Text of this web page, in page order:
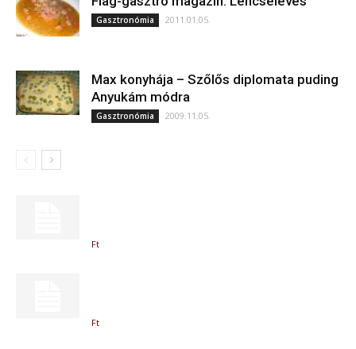
Gasztronómia 2011.01.05.
Max konyhája – Szőlős diplomata puding
Anyukám módra
Gasztronómia 2009.11.05.
Ft
Ft